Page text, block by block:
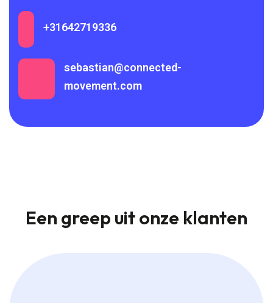
+31642719336
sebastian@connected-
movement.com
Een greep uit onze klanten